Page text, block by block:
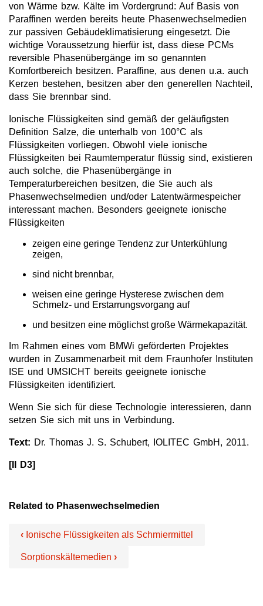
Wärmeträgermedien / Thermofluide
Phasenwechselmedien
Sorptionskältemedien
Elektrolyte
Reagenzien für die Analytik
Toxizität von ionischen Flüssigkeiten
Über Uns
Unternehmen
Team
Investor Relations
Kontakt
von Wärme bzw. Kälte im Vordergrund: Auf Basis von
Paraffinen werden bereits heute Phasenwechselmedien
zur passiven Gebäudeklimatisierung eingesetzt. Die
wichtige Voraussetzung hierfür ist, dass diese PCMs
reversible Phasenübergänge im so genannten
Komfortbereich besitzen. Paraffine, aus denen u.a. auch
Kerzen bestehen, besitzen aber den generellen Nachteil,
dass Sie brennbar sind.
Ionische Flüssigkeiten sind gemäß der geläufigsten
Definition Salze, die unterhalb von 100°C als
Flüssigkeiten vorliegen. Obwohl viele ionische
Flüssigkeiten bei Raumtemperatur flüssig sind, existieren
auch solche, die Phasenübergänge in
Temperaturbereichen besitzen, die Sie auch als
Phasenwechselmedien und/oder Latentwärmespeicher
interessant machen. Besonders geeignete ionische
Flüssigkeiten
zeigen eine geringe Tendenz zur Unterkühlung
zeigen,
sind nicht brennbar,
weisen eine geringe Hysterese zwischen dem
Schmelz- und Erstarrungsvorgang auf
und besitzen eine möglichst große Wärmekapazität.
Im Rahmen eines vom BMWi geförderten Projektes
wurden in Zusammenarbeit mit dem Fraunhofer Instituten
ISE und UMSICHT bereits geeignete ionische
Flüssigkeiten identifiziert.
Wenn Sie sich für diese Technologie interessieren, dann
setzen Sie sich mit uns in Verbindung.
Text: Dr. Thomas J. S. Schubert, IOLITEC GmbH, 2011.
[II D3]
Related to Phasenwechselmedien
‹ Ionische Flüssigkeiten als Schmiermittel
Sorptionskältemedien ›